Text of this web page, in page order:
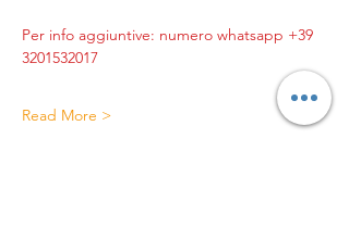
Per info aggiuntive: numero whatsapp +39
3201532017
Read More >